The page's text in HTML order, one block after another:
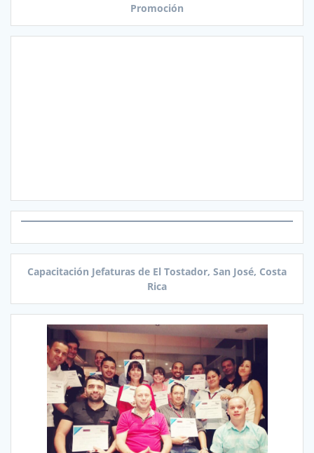
Promoción
Capacitación Jefaturas de El Tostador, San José, Costa
Rica